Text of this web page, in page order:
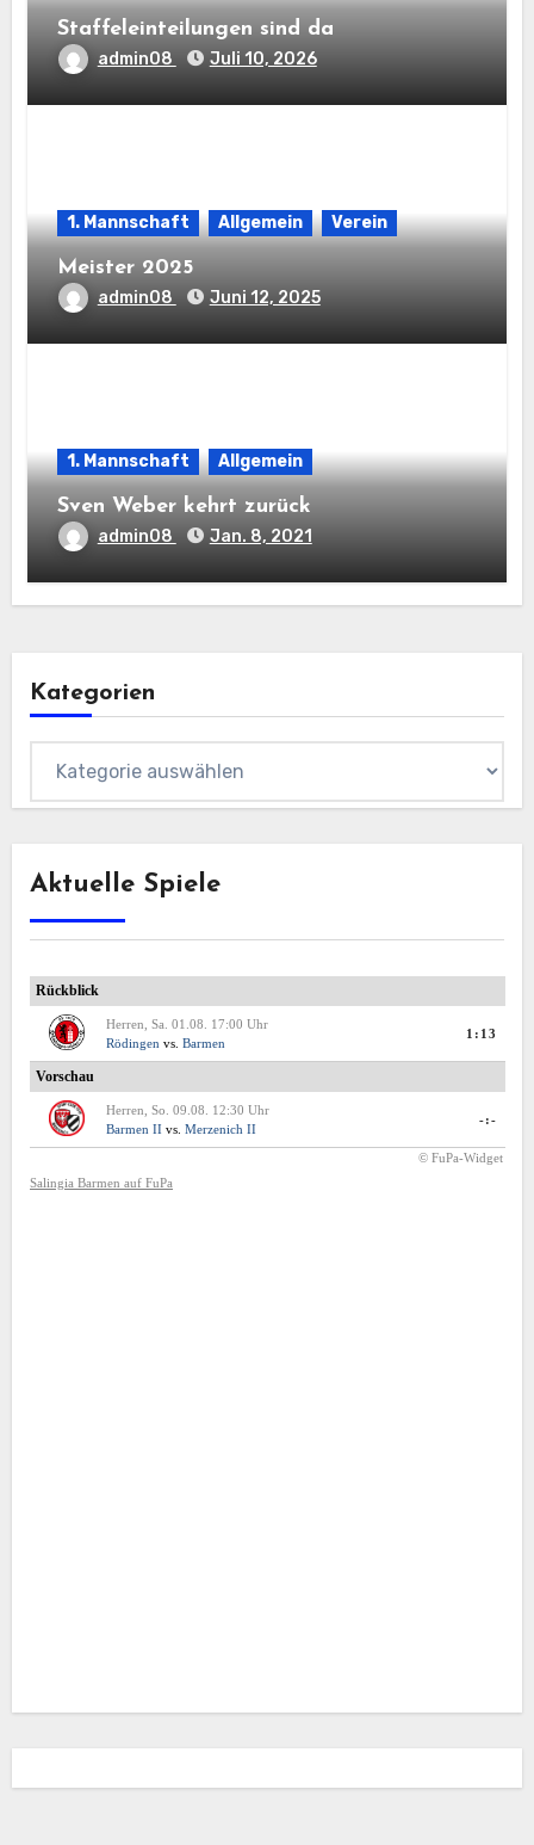
Staffeleinteilungen sind da
admin08 Juli 10, 2026
1. Mannschaft Allgemein Verein
Meister 2025
admin08 Juni 12, 2025
1. Mannschaft Allgemein
Sven Weber kehrt zurück
admin08 Jan. 8, 2021
Kategorien
Aktuelle Spiele